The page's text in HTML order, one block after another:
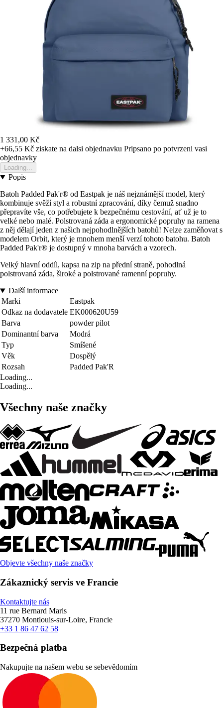
1 331,00 Kč
+66,55 Kč ziskate na dalsi objednavku Pripsano po potvrzeni vasi
objednavky
Loading...
Popis
Batoh Padded Pak'r® od Eastpak je náš nejznámější model, který
kombinuje svěží styl a robustní zpracování, díky čemuž snadno
přepravíte vše, co potřebujete k bezpečnému cestování, ať už je to
velké nebo malé. Polstrovaná záda a ergonomické popruhy na ramena
z něj dělají jeden z našich nejpohodlnějších batohů! Nelze zaměňovat s
modelem Orbit, který je mnohem menší verzí tohoto batohu. Batoh
Padded Pak'r® je dostupný v mnoha barvách a vzorech.
Velký hlavní oddíl, kapsa na zip na přední straně, pohodlná
polstrovaná záda, široké a polstrované ramenní popruhy.
Další informace
Marki
Eastpak
Odkaz na dodavatele EK000620U59
Barva
powder pilot
Dominantní barva
Modrá
Typ
Smíšené
Věk
Dospělý
Rozsah
Padded Pak'R
Loading...
Loading...
Všechny naše značky
Objevte všechny naše značky
Zákaznický servis ve Francie
Kontaktujte nás
11 rue Bernard Maris
37270 Montlouis-sur-Loire, Francie
+33 1 86 47 62 58
Bezpečná platba
Nakupujte na našem webu se sebevědomím